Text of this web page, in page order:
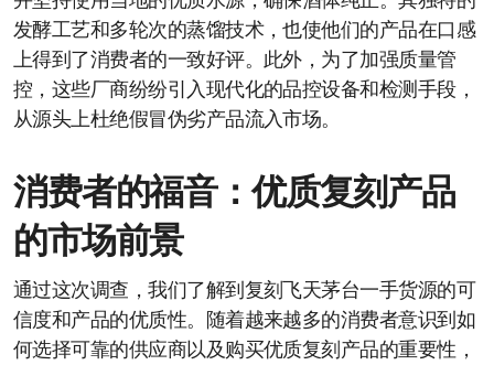
发酵工艺和多轮次的蒸馏技术，也使他们的产品在口感
上得到了消费者的一致好评。此外，为了加强质量管
控，这些厂商纷纷引入现代化的品控设备和检测手段，
从源头上杜绝假冒伪劣产品流入市场。
消费者的福音：优质复刻产品
的市场前景
通过这次调查，我们了解到复刻飞天茅台一手货源的可
信度和产品的优质性。随着越来越多的消费者意识到如
何选择可靠的供应商以及购买优质复刻产品的重要性，